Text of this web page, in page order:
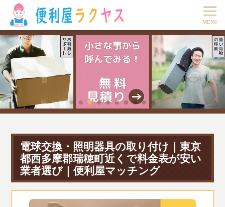
電球交換・照明器具の取り付け｜東京
都西多摩郡瑞穂町近くで料金表が安い
業者選び｜便利屋マッチング